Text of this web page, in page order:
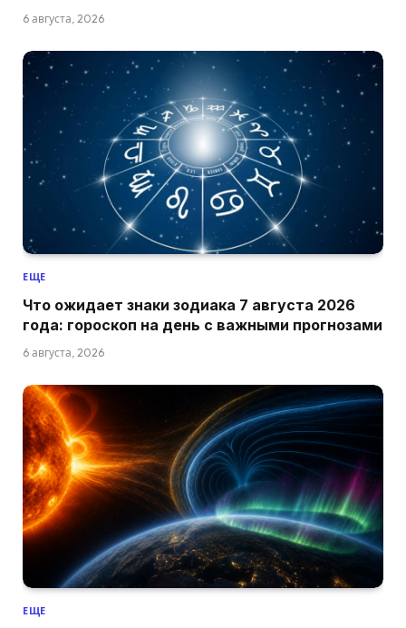
6 августа, 2026
ЕЩЕ
Что ожидает знаки зодиака 7 августа 2026
года: гороскоп на день с важными прогнозами
6 августа, 2026
ЕЩЕ